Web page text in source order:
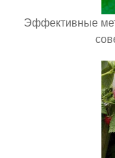
Эффективные